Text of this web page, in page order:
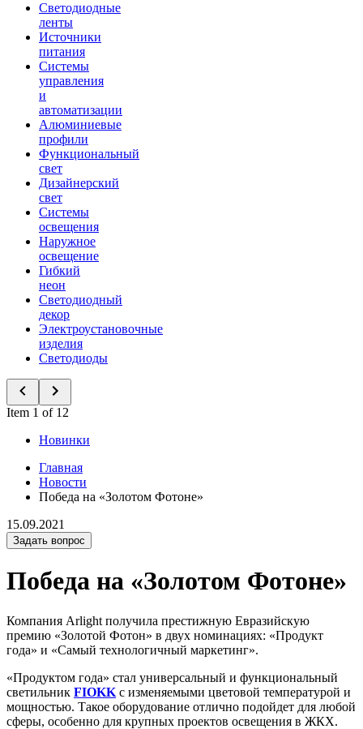
Светодиодные
ленты
Источники
питания
Системы
управления
и
автоматизации
Алюминиевые
профили
Функциональный
свет
Дизайнерский
свет
Системы
освещения
Наружное
освещение
Гибкий
неон
Светодиодный
декор
Электроустановочные
изделия
Светодиоды
Item 1 of 12
Новинки
Главная
Новости
Победа на «Золотом Фотоне»
15.09.2021
Задать вопрос
Победа на «Золотом Фотоне»
Компания Arlight получила престижную Евразийскую
премию «Золотой Фотон» в двух номинациях: «Продукт
года» и «Самый технологичный маркетинг».
«Продуктом года» стал универсальный и функциональный
светильник FIOKK с изменяемыми цветовой температурой и
мощностью. Такое оборудование отлично подойдет для любой
сферы, особенно для крупных проектов освещения в ЖКХ.